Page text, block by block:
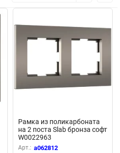
Рамка из поликарбоната
на 2 поста Slab бронза софт
W0022963
Арт.: a062812